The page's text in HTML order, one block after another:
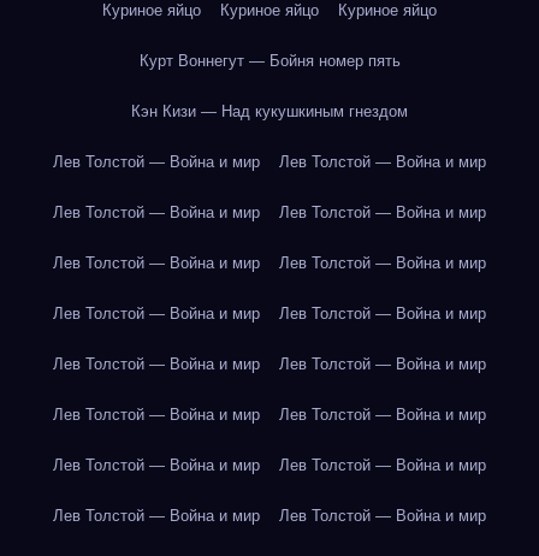
Куриное яйцо Куриное яйцо Куриное яйцо
Курт Воннегут — Бойня номер пять
Кэн Кизи — Над кукушкиным гнездом
Лев Толстой — Война и мир Лев Толстой — Война и мир
Лев Толстой — Война и мир Лев Толстой — Война и мир
Лев Толстой — Война и мир Лев Толстой — Война и мир
Лев Толстой — Война и мир Лев Толстой — Война и мир
Лев Толстой — Война и мир Лев Толстой — Война и мир
Лев Толстой — Война и мир Лев Толстой — Война и мир
Лев Толстой — Война и мир Лев Толстой — Война и мир
Лев Толстой — Война и мир Лев Толстой — Война и мир